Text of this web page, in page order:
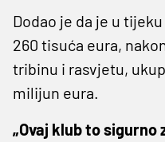
Dodao je da je u
260 tisuća eura,
tribinu i rasvjetu,
milijun eura.
„Ovaj klub to